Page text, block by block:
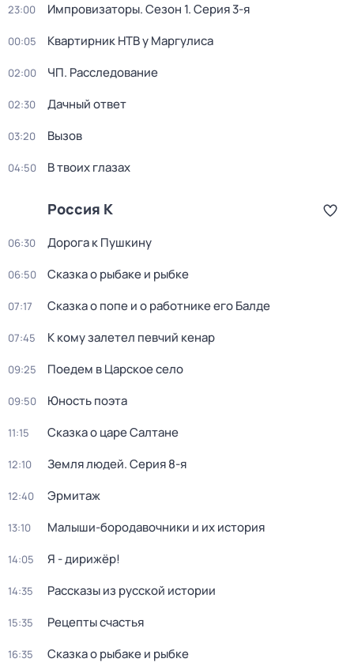
23:00 Импровизаторы. Сезон 1. Серия 3-я
00:05 Квартирник НТВ у Маргулиса
02:00 ЧП. Расследование
02:30 Дачный ответ
03:20 Вызов
04:50 В твоих глазах
Россия К
06:30 Дорога к Пушкину
06:50 Сказка о рыбаке и рыбке
07:17 Сказка о попе и о работнике его Балде
07:45 К кому залетел певчий кенар
09:25 Поедем в Царское село
09:50 Юность поэта
11:15 Сказка о царе Салтане
12:10 Земля людей. Серия 8-я
12:40 Эрмитаж
13:10 Малыши-бородавочники и их история
14:05 Я - дирижёр!
14:35 Рассказы из русской истории
15:35 Рецепты счастья
16:35 Сказка о рыбаке и рыбке